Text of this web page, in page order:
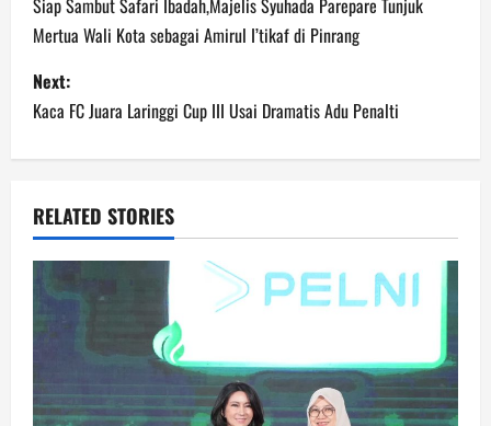
navigation
Siap Sambut Safari Ibadah,Majelis Syuhada Parepare Tunjuk
Mertua Wali Kota sebagai Amirul I’tikaf di Pinrang
Next:
Kaca FC Juara Laringgi Cup III Usai Dramatis Adu Penalti
RELATED STORIES